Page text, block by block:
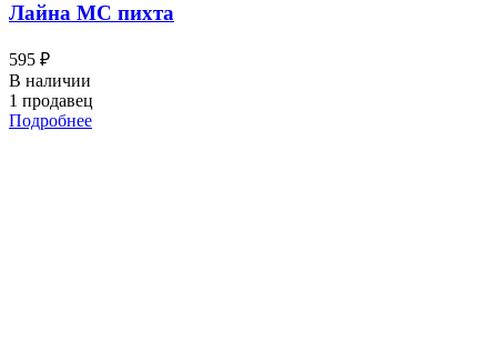
Лайна МС пихта
595 ₽
В наличии
1 продавец
Подробнее